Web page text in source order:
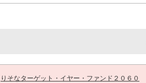
りそなターゲット・イヤー・ファンド２０６０